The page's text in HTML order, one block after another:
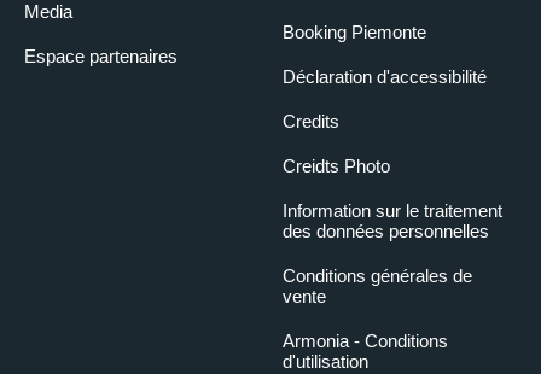
Media
Espace partenaires
Booking Piemonte
Déclaration d'accessibilité
Credits
Creidts Photo
Information sur le traitement
des données personnelles
Conditions générales de
vente
Armonia - Conditions
d'utilisation